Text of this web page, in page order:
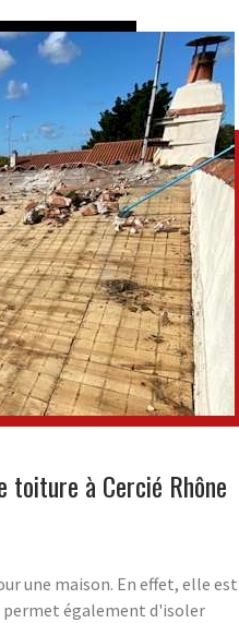
toiture à Cercié Rhône
une maison. En effet, elle est
également d'isoler